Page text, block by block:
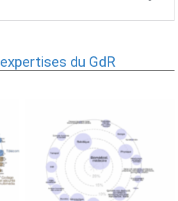
du GdR
Expertises du GdR -
cartographie par mots-clés
applicatifs - 19/09/2025